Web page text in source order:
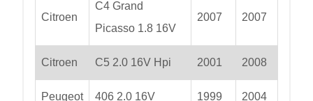
Citroen
C4 Grand
Picasso 1.8 16V
2007 2007
Citroen C5 2.0 16V Hpi 2001 2008
Peugeot 406 2.0 16V 1999 2004